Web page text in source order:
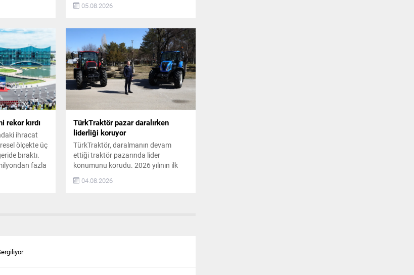
Bu
TL net
yurtiçi
lastik
milyar USD kombine yatırım
yatırım tutarı ise 16,9 milyar USD‘ye
ulaştı. Koç Holding’in 2026 İlk Yarı
Finansal Performansı Koç Holding
CEO’su Levent Çakıroğlu,
ekonomik...
05.08.2026
rekor kırdı
ihracat
ölçekte üç
bıraktı.
fazla
daha
nitelikli
TürkTraktör pazar daralırken
liderliği koruyor
TürkTraktör, daralmanın devam
ettiği traktör pazarında lider
konumunu korudu. 2026 yılının ilk
yarısında operasyonel verimlilik,
maliyet yönetimi ve finansal disiplin
04.08.2026